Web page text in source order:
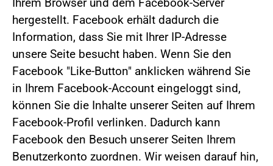
hergestellt. Facebook erhält dadurch die
Information, dass Sie mit Ihrer IP-Adresse
unsere Seite besucht haben. Wenn Sie den
Facebook "Like-Button" anklicken während Sie
in Ihrem Facebook-Account eingeloggt sind,
können Sie die Inhalte unserer Seiten auf Ihrem
Facebook-Profil verlinken. Dadurch kann
Facebook den Besuch unserer Seiten Ihrem
Benutzerkonto zuordnen. Wir weisen darauf hin,